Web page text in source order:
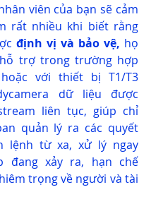
viên của bạn sẽ cảm
rất nhiều khi biết rằng
định vị và bảo vệ, họ
trợ trong trường hợp
với thiết bị T1/T3
dữ liệu được
liên tục, giúp chỉ
quản lý ra các quyết
lệnh từ xa, xử lý ngay
đang xảy ra, hạn chế
trọng về người và tài